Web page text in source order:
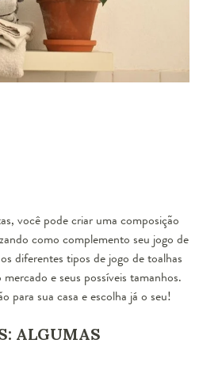
você pode criar uma composição
como complemento seu jogo de
diferentes tipos de jogo de toalhas
e seus possíveis tamanhos.
para sua casa e escolha já o seu!
ALGUMAS